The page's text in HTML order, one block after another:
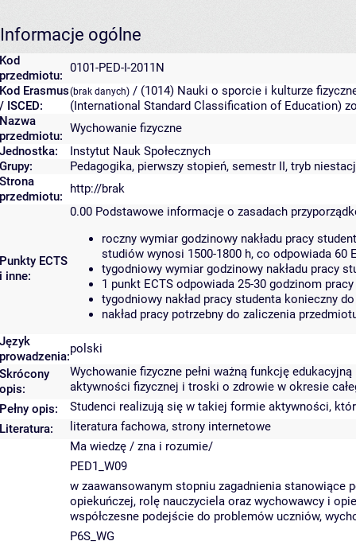
Informacje ogólne
Kod
przedmiotu:
0101-PED-I-2011N
Kod Erasmus
/ ISCED:
(brak danych) / (1014) Nauki o sporcie i kulturze
(International Standard Classification of Education)
Nazwa
przedmiotu:
Wychowanie fizyczne
Jednostka:
Instytut Nauk Społecznych
Grupy:
Pedagogika, pierwszy stopień, semestr II, tryb
Strona
przedmiotu:
http://brak
Punkty ECTS
i inne:
0.00 Podstawowe informacje o zasadach
roczny wymiar godzinowy nakładu pracy
studiów wynosi 1500-1800 h, co odpowiada 60
tygodniowy wymiar godzinowy nakładu pracy
1 punkt ECTS odpowiada 25-30 godzinom
tygodniowy nakład pracy studenta konieczny
nakład pracy potrzebny do zaliczenia
Język
prowadzenia:
polski
Skrócony
opis:
Wychowanie fizyczne pełni ważną funkcję
aktywności fizycznej i troski o zdrowie w okresie
Pełny opis:
Studenci realizują się w takiej formie aktywności,
Literatura:
literatura fachowa, strony internetowe
Ma wiedzę / zna i rozumie/
PED1_W09
w zaawansowanym stopniu zagadnienia stanowiące
opiekuńczej, rolę nauczyciela oraz wychowawcy i
współczesne podejście do problemów uczniów,
P6S_WG